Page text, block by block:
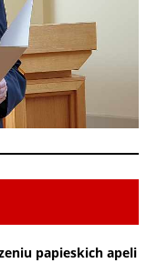
papieskich apeli